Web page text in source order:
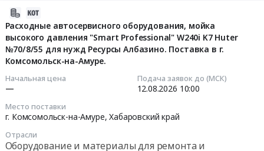
Расходные автосервисного оборудования, мойка
высокого давления "Smart Professional" W240i K7 Huter
№70/8/55 для нужд Ресурсы Албазино. Поставка в г.
Комсомольск-на-Амуре.
Начальная цена
—
Подача заявок до (МСК)
12.08.2026 10:00
Место поставки
г. Комсомольск-на-Амуре,Хабаровский край
Отрасли
Оборудование и материалы для ремонта и